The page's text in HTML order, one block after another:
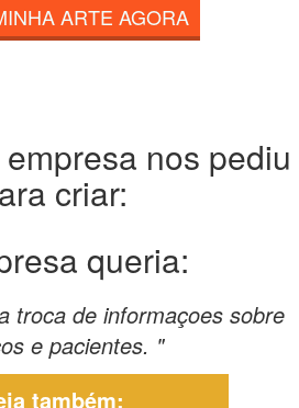
ARTE AGORA
nos pediu
criar:
queria:
troca de informaçoes sobre
e pacientes. "
também: